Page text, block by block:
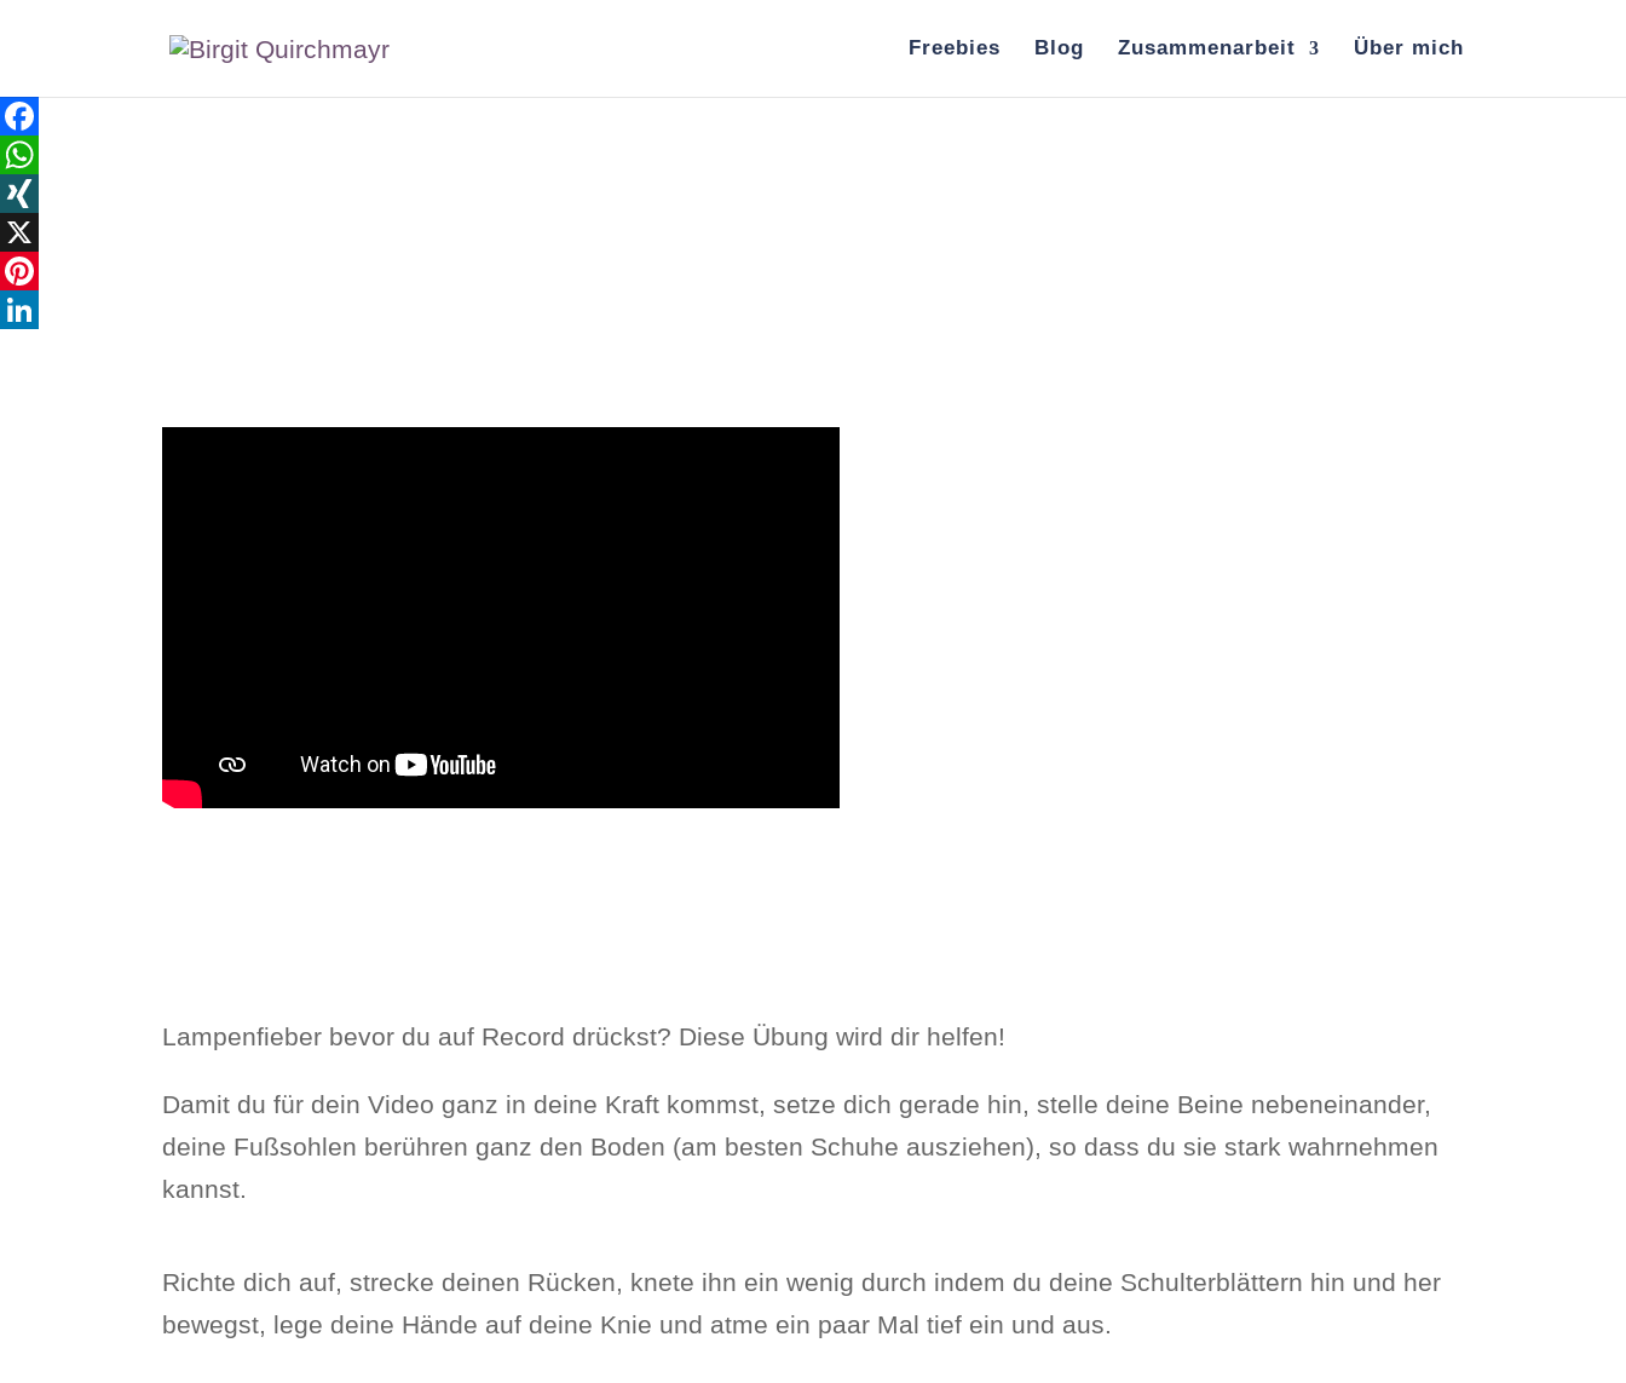
Freebies Blog Zusammenarbeit Über mich
Facebook
WhatsApp
XING
X
Pinterest
Lampenfieber bevor du auf Record drückst? Diese Übung wird dir helfen!
Damit du für dein Video ganz in deine Kraft kommst, setze dich gerade hin, stelle deine Beine nebeneinander,
deine Fußsohlen berühren ganz den Boden (am besten Schuhe ausziehen), so dass du sie stark wahrnehmen
kannst.
Richte dich auf, strecke deinen Rücken, knete ihn ein wenig durch indem du deine Schulterblättern hin und her
bewegst, lege deine Hände auf deine Knie und atme ein paar Mal tief ein und aus.